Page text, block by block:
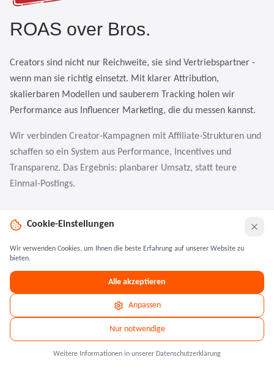
ROAS over Bros.
Creators sind nicht nur Reichweite, sie sind Vertriebspartner -
wenn man sie richtig einsetzt. Mit klarer Attribution,
skalierbaren Modellen und sauberem Tracking holen wir
Performance aus Influencer Marketing, die du messen kannst.
Wir verbinden Creator-Kampagnen mit Affiliate-Strukturen und
schaffen so ein System aus Performance, Incentives und
Transparenz. Das Ergebnis: planbarer Umsatz, statt teure
Einmal-Postings.
Influencer Performance entdecken
Cookie-Einstellungen
Wir verwenden Cookies, um Ihnen die beste Erfahrung auf unserer Website zu
bieten.
Alle akzeptieren
Anpassen
Nur notwendige
Weitere Informationen in unserer Datenschutzerklärung